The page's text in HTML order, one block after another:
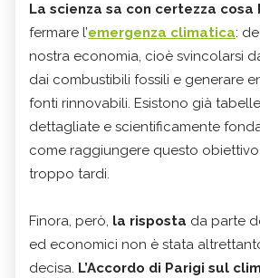
La scienza sa con certezza cosa
fermare l’emergenza climatica:
nostra economia, cioè svincolarsi
dai combustibili fossili e generare
fonti rinnovabili. Esistono già
dettagliate e scientificamente
come raggiungere questo
troppo tardi.
Finora, però, la risposta da parte
ed economici non è stata
decisa. L’Accordo di Parigi sul